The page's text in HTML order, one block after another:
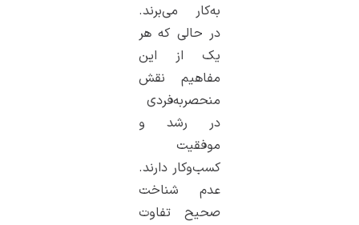
به‌کار می‌برند.
در حالی که هر
یک از این
مفاهیم نقش
منحصربه‌فردی
در رشد و
موفقیت
کسب‌وکار دارند.
عدم شناخت
صحیح تفاوت